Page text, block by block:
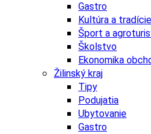
Gastro
Kultúra a tradície
Šport a
Školstvo
Ekonomika
Žilinský kraj
Tipy
Podujatia
Ubytovanie
Gastro